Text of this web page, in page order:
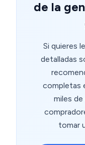
de la
Si quieres
detalladas
completas
miles
tomar